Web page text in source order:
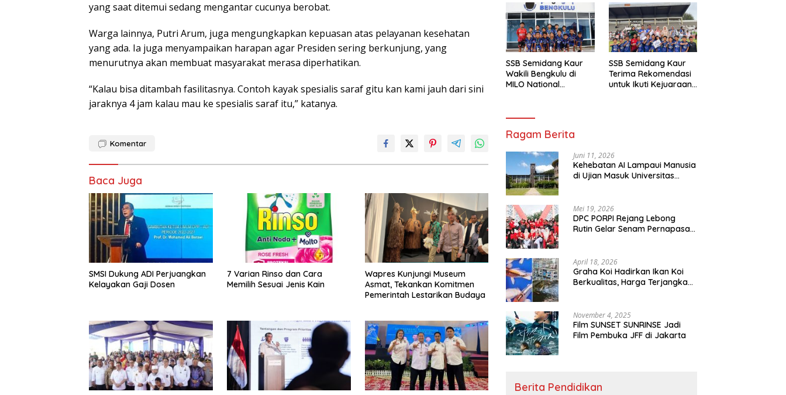
yang saat ditemui sedang mengantar cucunya berobat.
Warga lainnya, Putri Arum, juga mengungkapkan kepuasan atas pelayanan kesehatan
yang ada. Ia juga menyampaikan harapan agar Presiden sering berkunjung, yang
menurutnya akan membuat masyarakat merasa diperhatikan.
“Kalau bisa ditambah fasilitasnya. Contoh kayak spesialis saraf gitu kan kami jauh dari sini
jaraknya 4 jam kalau mau ke spesialis saraf itu,” katanya.
Komentar
Baca Juga
SMSI Dukung ADI Perjuangkan
Kelayakan Gaji Dosen
7 Varian Rinso dan Cara
Memilih Sesuai Jenis Kain
Wapres Kunjungi Museum
Asmat, Tekankan Komitmen
Pemerintah Lestarikan Budaya
SSB Semidang Kaur
Wakili Bengkulu di
MILO National
SSB Semidang Kaur
Terima Rekomendasi
untuk Ikuti Kejuaraan
Ragam Berita
Juni 11, 2026
Kehebatan AI Lampaui Manusia
di Ujian Masuk Universitas
Mei 19, 2026
DPC PORPI Rejang Lebong
Rutin Gelar Senam Pernapasan
April 18, 2026
Graha Koi Hadirkan Ikan Koi
Berkualitas, Harga Terjangkau
November 4, 2025
Film SUNSET SUNRINSE Jadi
Film Pembuka JFF di Jakarta
Berita Pendidikan